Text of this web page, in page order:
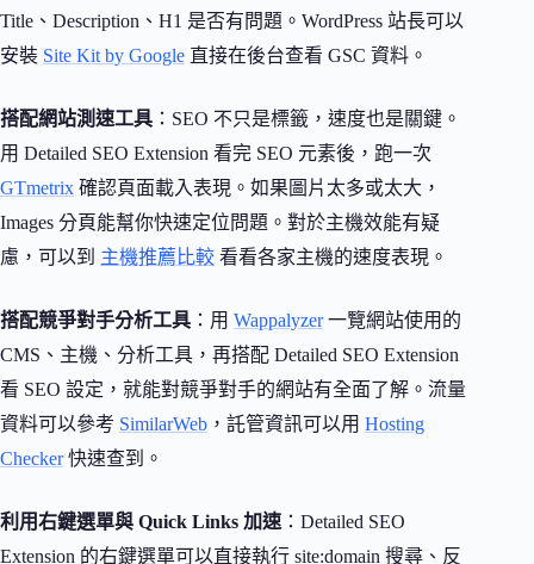
Title、Description、H1 是否有問題。WordPress 站長可以
安裝 Site Kit by Google 直接在後台查看 GSC 資料。
搭配網站測速工具 ：SEO 不只是標籤，速度也是關鍵。
用 Detailed SEO Extension 看完 SEO 元素後，跑一次
GTmetrix 確認頁面載入表現。如果圖片太多或太大，
Images 分頁能幫你快速定位問題。對於主機效能有疑
慮，可以到 主機推薦比較 看看各家主機的速度表現。
搭配競爭對手分析工具 ：用 Wappalyzer一覽網站使用的
CMS、主機、分析工具，再搭配 Detailed SEO Extension
看 SEO 設定，就能對競爭對手的網站有全面了解。流量
資料可以參考 SimilarWeb ，託管資訊可以用 Hosting
Checker快速查到。
利用右鍵選單與 Quick Links 加速 ：Detailed SEO
Extension 的右鍵選單可以直接執行 site:domain 搜尋、反